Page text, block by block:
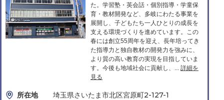
た。学習塾・英会話・個別指導・学童保
育・教材開発など、多岐にわたる事業を
展開し、子どもたち一人ひとりの成長を
支える環境づくりを進めています。この
春には創立55周年を迎え、長年培ってき
た指導力と独自教材の開発力を強みに、
より質の高い教育の実現を目指していま
す。今後も地域社会に貢献し、... 詳細を
見る
所在地
埼玉県さいたま市北区宮原町2-127-1